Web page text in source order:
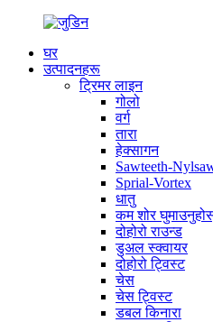
घर
उत्पादनहरू
ट्रिमर लाइन
गोलो
वर्ग
तारा
हेक्सागन
Sawteeth-
Sprial-Vortex
धातु
कम शोर
दोहोरो राउन्ड
डुअल स्क्वायर
दोहोरो ट्विस्ट
चेस
चेस ट्विस्ट
डबल किनारा